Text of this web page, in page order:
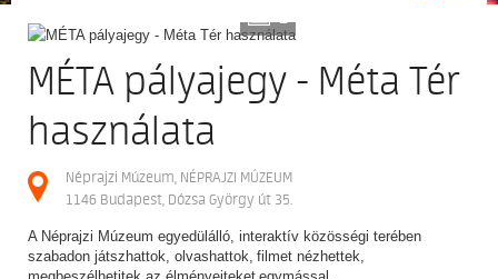
2
MÉTA pályajegy - Méta Tér
használata
Néprajzi Múzeum, NÉPRAJZI MÚZEUM
1146 Budapest, Dózsa György út 35.
A Néprajzi Múzeum egyedülálló, interaktív közösségi terében
szabadon játszhattok, olvashattok, filmet nézhettek,